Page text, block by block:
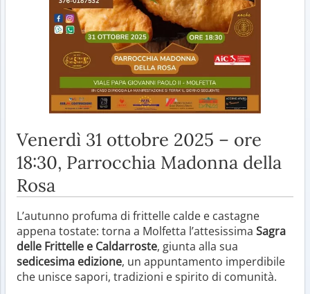
Venerdì 31 ottobre 2025 – ore
18:30, Parrocchia Madonna della
Rosa
L’autunno profuma di frittelle calde e castagne
appena tostate: torna a Molfetta l’attesissima Sagra
delle Frittelle e Caldarroste, giunta alla sua
sedicesima edizione, un appuntamento imperdibile
che unisce sapori, tradizioni e spirito di comunità.